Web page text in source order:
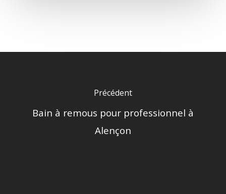
Précédent
Bain à remous pour professionnel à
Alençon